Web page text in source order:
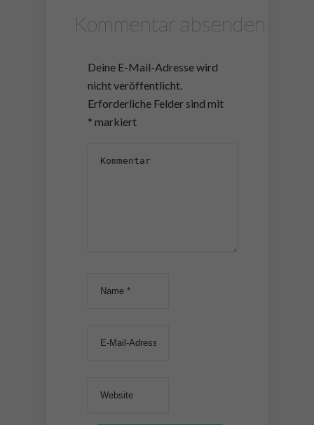
Kommentar absenden
Deine E-Mail-Adresse wird
nicht veröffentlicht.
Erforderliche Felder sind mit
* markiert